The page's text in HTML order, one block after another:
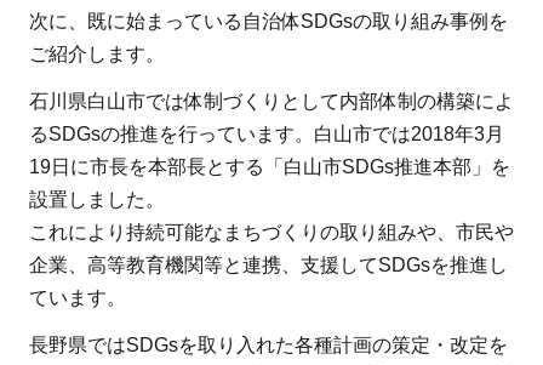
次に、既に始まっている自治体SDGsの取り組み事例を
ご紹介します。
石川県白山市では体制づくりとして内部体制の構築によ
るSDGsの推進を行っています。白山市では2018年3月
19日に市長を本部長とする「白山市SDGs推進本部」を
設置しました。
これにより持続可能なまちづくりの取り組みや、市民や
企業、高等教育機関等と連携、支援してSDGsを推進し
ています。
長野県ではSDGsを取り入れた各種計画の策定・改定を